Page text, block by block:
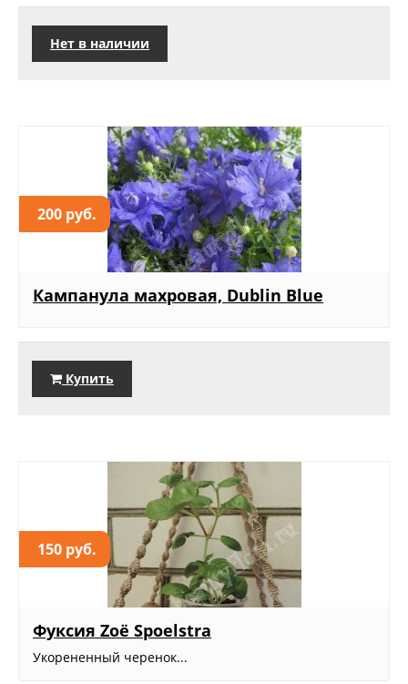
Нет в наличии
200 руб.
Кампанула махровая, Dublin Blue
Купить
150 руб.
Фуксия Zoë Spoelstra
Укорененный черенок...